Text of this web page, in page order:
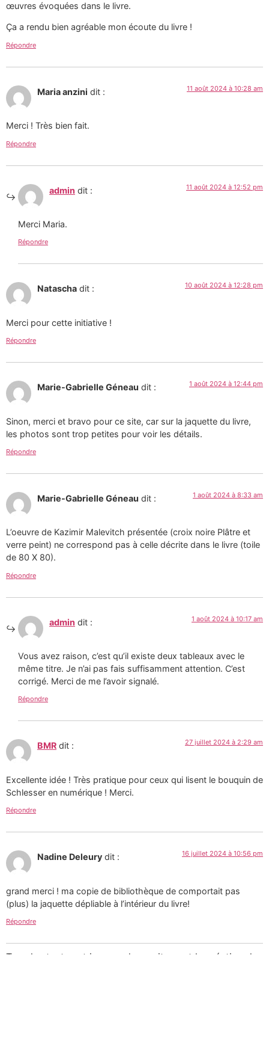
œuvres évoquées dans le livre.
Ça a rendu bien agréable mon écoute du livre !
Répondre
Maria anzini dit : 11 août 2024 à 10:28 am
Merci ! Très bien fait.
Répondre
admin dit : 11 août 2024 à 12:52 pm
Merci Maria.
Répondre
Natascha dit : 10 août 2024 à 12:28 pm
Merci pour cette initiative !
Répondre
Marie-Gabrielle Géneau dit : 1 août 2024 à 12:44 pm
Sinon, merci et bravo pour ce site, car sur la jaquette du livre,
les photos sont trop petites pour voir les détails.
Répondre
Marie-Gabrielle Géneau dit : 1 août 2024 à 8:33 am
L’oeuvre de Kazimir Malevitch présentée (croix noire Plâtre et
verre peint) ne correspond pas à celle décrite dans le livre (toile
de 80 X 80).
Répondre
admin dit : 1 août 2024 à 10:17 am
Vous avez raison, c’est qu’il existe deux tableaux avec le
même titre. Je n’ai pas fais suffisamment attention. C’est
corrigé. Merci de me l’avoir signalé.
Répondre
BMR dit : 27 juillet 2024 à 2:29 am
Excellente idée ! Très pratique pour ceux qui lisent le bouquin de
Schlesser en numérique ! Merci.
Répondre
Nadine Deleury dit : 16 juillet 2024 à 10:56 pm
grand merci ! ma copie de bibliothèque de comportait pas
(plus) la jaquette dépliable à l’intérieur du livre!
Répondre
Tous les textes et images de ce site sont la création de